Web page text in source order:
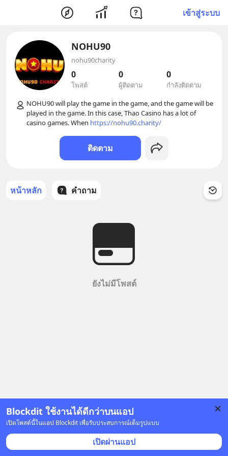
เข้าสู่ระบบ
Blockdit ใช้งานได้ดีกว่าบนแอป
เปิดโพสต์นี้ในแอป Blockdit เพื่อรับประสบการณ์เต็มรูปแบบ
เปิดผ่านแอป
NOHU90
nohu90charity
0
โพสต์
0
ผู้ติดตาม
0
กำลังติดตาม
NOHU90 will play the game in the game, and the game will be
played in the game. In this case, Thao Casino has a lot of
casino games. When https://nohu90.charity/
ติดตาม
หน้าหลัก คำถาม
ยังไม่มีโพสต์